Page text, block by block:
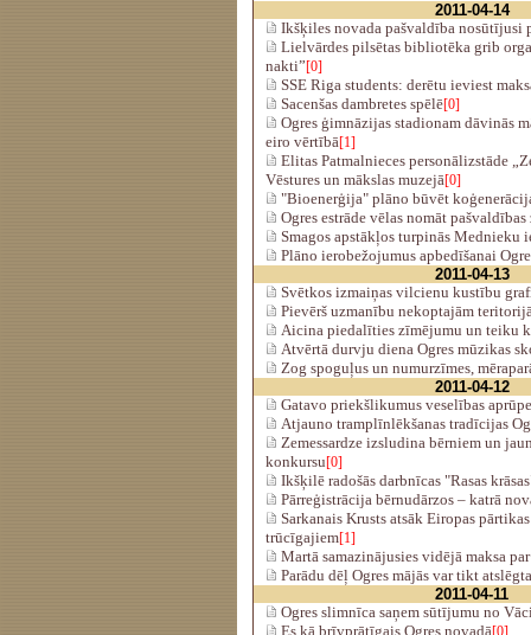
2011-04-14
Ikšķiles novada pašvaldība nosūtījusi
Lielvārdes pilsētas bibliotēka grib
nakti”[0]
SSE Riga students: derētu ieviest
Sacenšas dambretes spēlē[0]
Ogres ģimnāzijas stadionam dāvinās
eiro vērtībā[1]
Elitas Patmalnieces personālizstāde
Vēstures un mākslas muzejā[0]
"Bioenerģija" plāno būvēt
Ogres estrāde vēlas nomāt pašvaldības
Smagos apstākļos turpinās Mednieku
Plāno ierobežojumus apbedīšanai
2011-04-13
Svētkos izmaiņas vilcienu kustību
Pievērš uzmanību nekoptajām
Aicina piedalīties zīmējumu un teiku
Atvērtā durvju diena Ogres mūzikas
Zog spoguļus un numurzīmes,
2011-04-12
Gatavo priekšlikumus veselības
Atjauno tramplīnlēkšanas tradīcijas
Zemessardze izsludina bērniem un
konkursu[0]
Ikšķilē radošās darbnīcas "Rasas
Pārreģistrācija bērnudārzos – katrā
Sarkanais Krusts atsāk Eiropas
trūcīgajiem[1]
Martā samazinājusies vidējā maksa
Parādu dēļ Ogres mājās var tikt
2011-04-11
Ogres slimnīca saņem sūtījumu no
Es kā brīvprātīgais Ogres novadā[0]